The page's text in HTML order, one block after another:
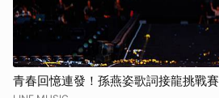
青春回憶連發！孫燕姿歌詞接龍挑戰賽